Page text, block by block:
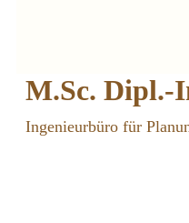
M.Sc. Dipl.-
Ingenieurbüro für